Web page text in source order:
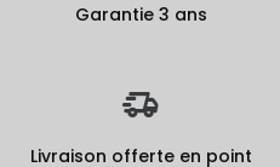
Garantie 3 ans
Livraison offerte en point